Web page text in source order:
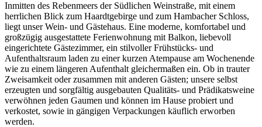
Inmitten des Rebenmeers der Südlichen Weinstraße, mit einem
herrlichen Blick zum Haardtgebirge und zum Hambacher Schloss,
liegt unser Wein- und Gästehaus. Eine moderne, komfortabel und
großzügig ausgestattete Ferienwohnung mit Balkon, liebevoll
eingerichtete Gästezimmer, ein stilvoller Frühstücks- und
Aufenthaltsraum laden zu einer kurzen Atempause am Wochenende
wie zu einem längeren Aufenthalt gleichermaßen ein. Ob in trauter
Zweisamkeit oder zusammen mit anderen Gästen; unsere selbst
erzeugten und sorgfältig ausgebauten Qualitäts- und Prädikatsweine
verwöhnen jeden Gaumen und können im Hause probiert und
verkostet, sowie in gängigen Verpackungen käuflich erworben
werden.